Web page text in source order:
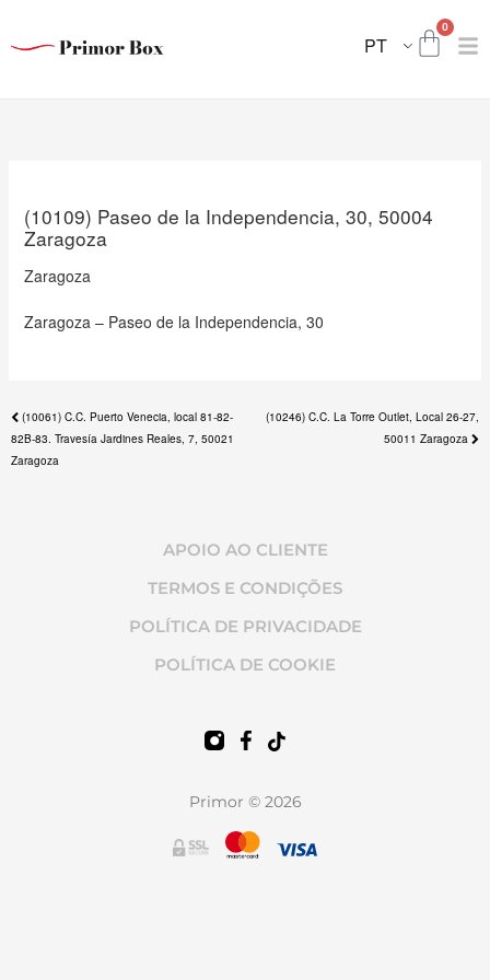
content
PT
0
(10109) Paseo de la Independencia, 30, 50004
Zaragoza
Zaragoza
Zaragoza – Paseo de la Independencia, 30
Previous
post:
(10061) C.C. Puerto Venecia, local 81-82-
82B-83. Travesía Jardines Reales, 7, 50021
Zaragoza
(10246) C.C. La Torre Outlet, Local 26-27,
50011 Zaragoza
APOIO AO CLIENTE
TERMOS E CONDIÇÕES
POLÍTICA DE PRIVACIDADE
POLÍTICA DE COOKIE
Primor © 2026